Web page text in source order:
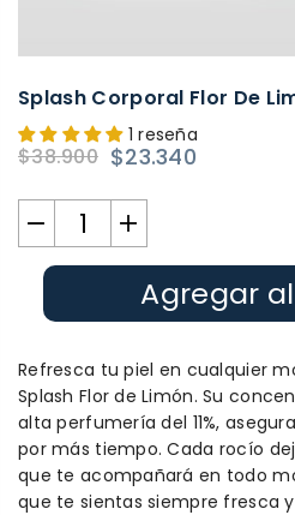
Splash Corporal Flor De
1 reseña
Precio
habitual
$38.900 $23.340
Agregar
Refresca tu piel en cualquier
Splash Flor de Limón. Su
alta perfumería del 11%,
por más tiempo. Cada rocío
que te acompañará en todo
que te sientas siempre fresca